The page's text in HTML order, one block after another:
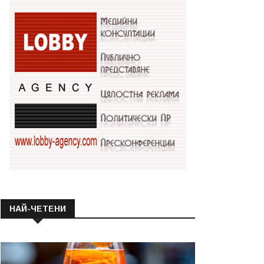
НАЙ-ЧЕТЕНИ